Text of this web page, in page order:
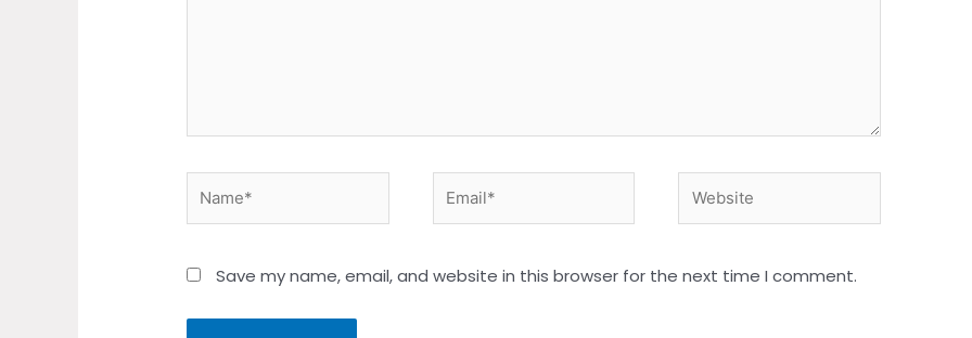
Save my name, email, and website in this browser for the next time I comment.